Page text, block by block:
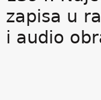
zapisa u
i audio